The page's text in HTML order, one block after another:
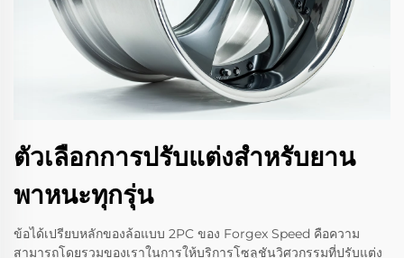
ตัวเลือกการปรับแต่งสำหรับยาน
พาหนะทุกรุ่น
ข้อได้เปรียบหลักของล้อแบบ 2PC ของ Forgex Speed คือความ
สามารถโดยรวมของเราในการให้บริการโซลูชันวิศวกรรมที่ปรับแต่ง